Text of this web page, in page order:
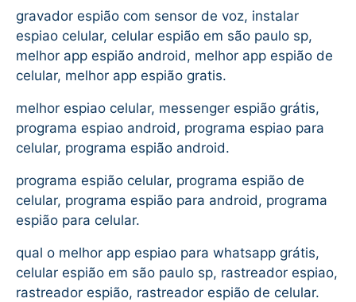
gravador espião com sensor de voz, instalar
espiao celular, celular espião em são paulo sp,
melhor app espião android, melhor app espião de
celular, melhor app espião gratis.
melhor espiao celular, messenger espião grátis,
programa espiao android, programa espiao para
celular, programa espião android.
programa espião celular, programa espião de
celular, programa espião para android, programa
espião para celular.
qual o melhor app espiao para whatsapp grátis,
celular espião em são paulo sp, rastreador espiao,
rastreador espião, rastreador espião de celular.